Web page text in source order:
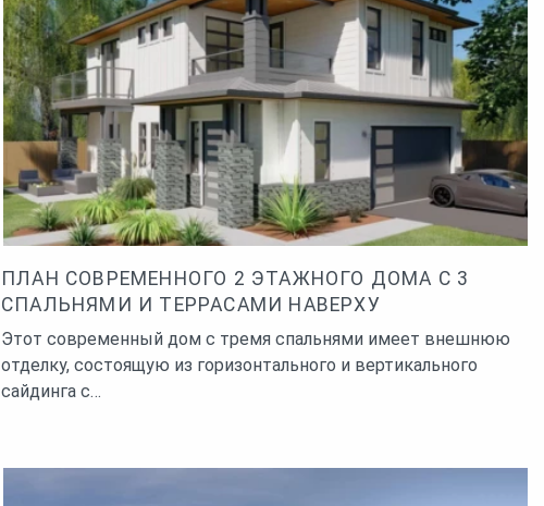
ПЛАН СОВРЕМЕННОГО 2 ЭТАЖНОГО ДОМА С 3
СПАЛЬНЯМИ И ТЕРРАСАМИ НАВЕРХУ
Этот современный дом с тремя спальнями имеет внешнюю
отделку, состоящую из горизонтального и вертикального
сайдинга с…